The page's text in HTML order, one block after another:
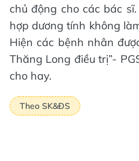
chủ động cho các bác
hợp dương tính không
Hiện các bệnh nhân
Thăng Long điều trị”-
cho hay.
Theo SK&ĐS